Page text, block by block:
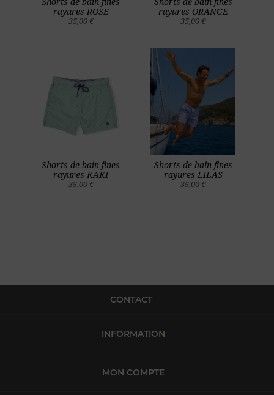
rayures ROSE
35,00 €
rayures ORANGE
35,00 €
Shorts de bain fines
rayures KAKI
35,00 €
Shorts de bain fines
rayures LILAS
35,00 €
CONTACT
INFORMATION
MON COMPTE